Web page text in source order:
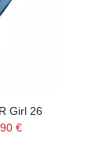
Girl 26
€